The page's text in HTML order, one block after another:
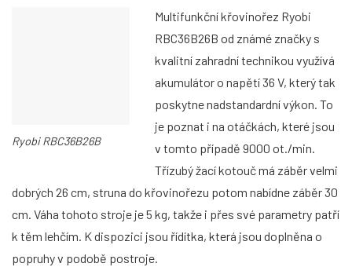
Ryobi RBC36B26B
Multifunkční křovinořez Ryobi
RBC36B26B od známé značky s
kvalitní zahradní technikou využívá
akumulátor o napětí 36 V, který tak
poskytne nadstandardní výkon. To
je poznat i na otáčkách, které jsou
v tomto případě 9000 ot./min.
Třízubý žací kotouč má záběr velmi
dobrých 26 cm, struna do křovinořezu potom nabídne záběr 30
cm. Váha tohoto stroje je 5 kg, takže i přes své parametry patří
k těm lehčím. K dispozici jsou řídítka, která jsou doplněna o
popruhy v podobě postroje.